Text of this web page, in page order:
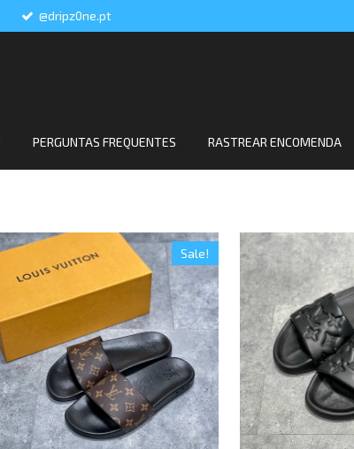
@dripz0ne.pt
PERGUNTAS FREQUENTES RASTREAR ENCOMENDA
Sale!